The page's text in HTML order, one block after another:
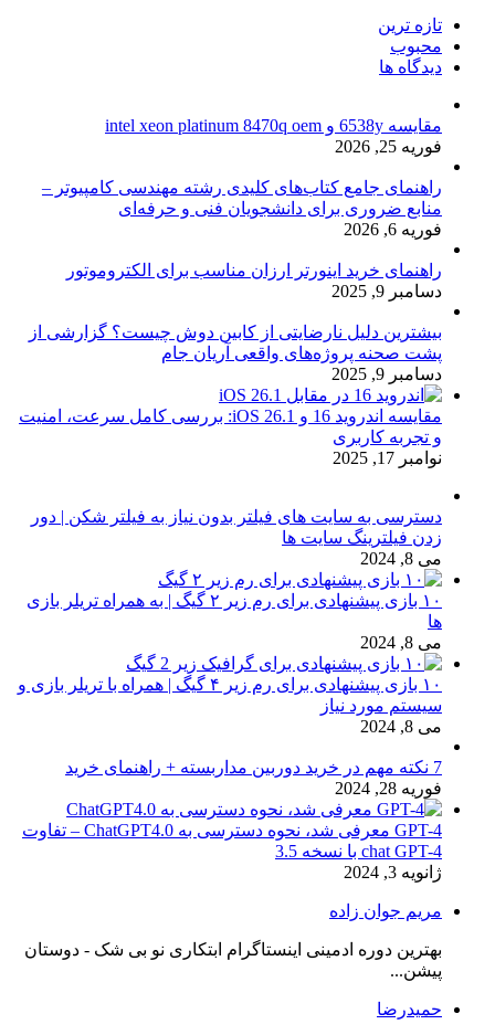
تازه ترین
محبوب
دیدگاه ها
مقایسه 6538y و intel xeon platinum 8470q oem
فوریه 25, 2026
راهنمای جامع کتاب‌های کلیدی رشته مهندسی کامپیوتر –
منابع ضروری برای دانشجویان فنی و حرفه‌ای
فوریه 6, 2026
راهنمای خرید اینورتر ارزان مناسب برای الکتروموتور
دسامبر 9, 2025
بیشترین دلیل نارضایتی از کابین دوش چیست؟ گزارشی از
پشت صحنه پروژه‌های واقعی آریان جام
دسامبر 9, 2025
مقایسه اندروید 16 و iOS 26.1: بررسی کامل سرعت، امنیت
و تجربه کاربری
نوامبر 17, 2025
دسترسی به سایت های فیلتر بدون نیاز به فیلتر شکن | دور
زدن فیلترینگ سایت ها
می 8, 2024
۱۰ بازی پیشنهادی برای رم زیر ۲ گیگ | به همراه تریلر بازی
ها
می 8, 2024
۱۰ بازی پیشنهادی برای رم زیر ۴ گیگ | همراه با تریلر بازی و
سیستم مورد نیاز
می 8, 2024
7 نکته مهم در خرید دوربین مداربسته + راهنمای خرید
فوریه 28, 2024
GPT-4 معرفی شد، نحوه دسترسی به ChatGPT4.0 – تفاوت
chat GPT-4 با نسخه 3.5
ژانویه 3, 2024
مریم جوان زاده
بهترین دوره ادمینی اینستاگرام ابتکاری نو بی شک - دوستان
پیشن...
حمیدرضا